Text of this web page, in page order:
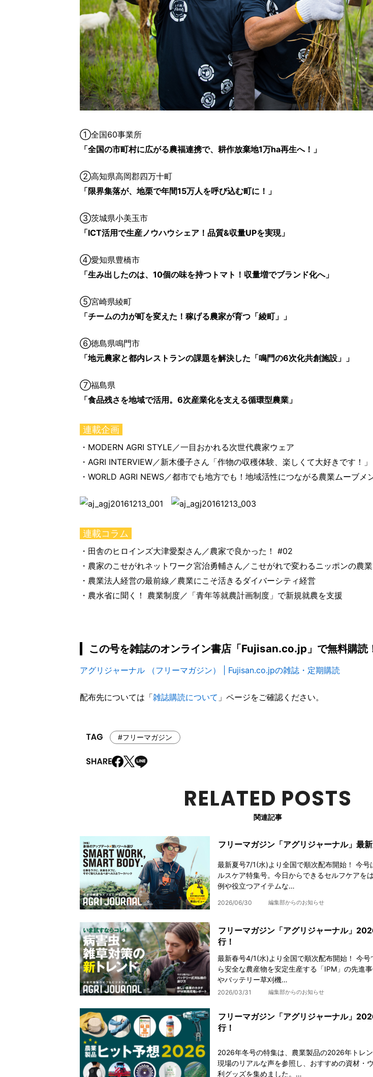
①全国60事業所
「全国の市町村に広がる農福連携で、耕作放棄地1万ha再生へ！」
②高知県高岡郡四万十町
「限界集落が、地栗で年間15万人を呼び込む町に！」
③茨城県小美玉市
「ICT活用で生産ノウハウシェア！品質&収量UPを実現」
④愛知県豊橋市
「生み出したのは、10個の味を持つトマト！収量増でブランド化へ」
⑤宮崎県綾町
「チームの力が町を変えた！稼げる農家が育つ「綾町」」
⑥徳島県鳴門市
「地元農家と都内レストランの課題を解決した「鳴門の6次化共創施設」」
⑦福島県
「食品残さを地域で活用。6次産業化を支える循環型農業」
連載企画
・MODERN AGRI STYLE／一目おかれる次世代農家ウェア
・AGRI INTERVIEW／新木優子さん「作物の収穫体験、楽しくて大好きです！」
・WORLD AGRI NEWS／都市でも地方でも！地域活性につながる農業ムーブメ
連載コラム
・田舎のヒロインズ大津愛梨さん／農家で良かった！ #02
・農家のこせがれネットワーク宮治勇輔さん／こせがれで変わるニッポンの農
・農業法人経営の最前線／農業にこそ活きるダイバーシティ経営
・農水省に聞く！ 農業制度／「青年等就農計画制度」で新規就農を支援
この号を雑誌のオンライン書店「Fujisan.co.jp」で無料購読
アグリジャーナル （フリーマガジン） | Fujisan.co.jpの雑誌・定期購読
配布先については「雑誌購読について 」ページをご確認ください。
#フリーマガジン
RELATED POSTS
関連記事
フリーマガジン「アグリジャーナル」最
最新夏号7/1(水)より全国で順次配布開始！ 今
ルスケア特集号。今日からできるセルフケアを
例や役立つアイテムな…
2026/06/30 編集部からのお知らせ
フリーマガジン「アグリジャーナル」
行！
最新春号4/1(水)より全国で順次配布開始！ 今
ら安全な農産物を安定生産する「IPM」の先進
やバッテリー草刈機…
2026/03/31 編集部からのお知らせ
フリーマガジン「アグリジャーナル」
行！
2026年冬号の特集は、農業製品の2026年トレ
現場のリアルな声を参照し、おすすめの資材・
利グッズを集めました。…